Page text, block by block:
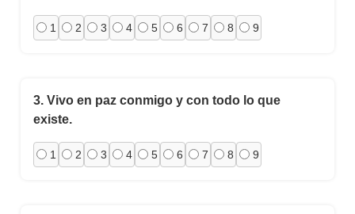
1 2 3 4 5 6 7 8 9
3. Vivo en paz conmigo y con todo lo que
existe.
1 2 3 4 5 6 7 8 9